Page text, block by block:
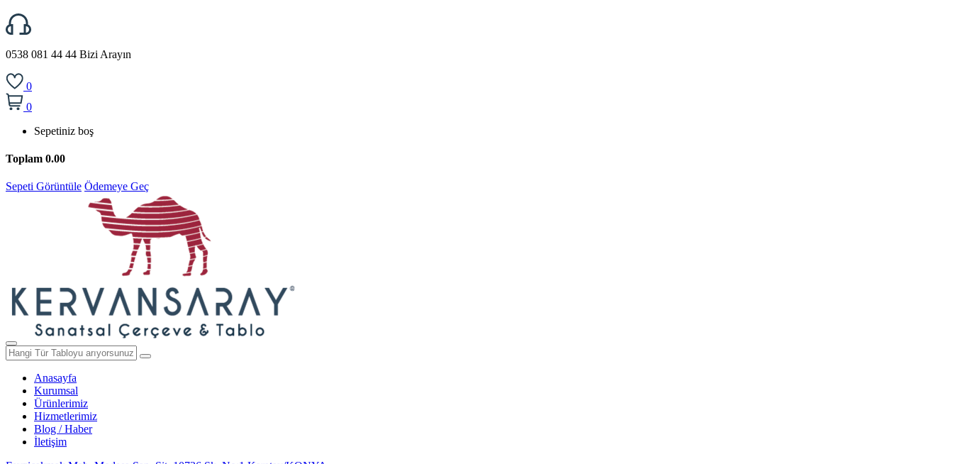
0538 081 44 44 Bizi Arayın
0
0
Sepetiniz boş
Toplam 0.00
Sepeti Görüntüle Ödemeye Geç
Anasayfa
Kurumsal
Ürünlerimiz
Hizmetlerimiz
Blog / Haber
İletişim